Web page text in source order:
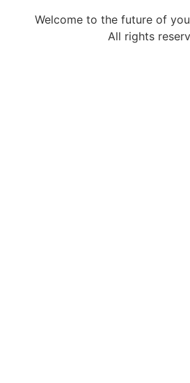
Welcome to the future of
All rights